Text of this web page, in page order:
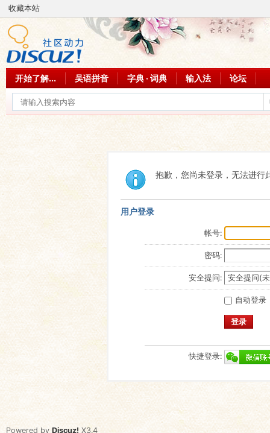
收藏本站
开始了解... 吴语拼音 字典 · 词典 输入法 论坛
抱歉，您尚未登录，无法进行
用户登录
帐号:
密码:
安全提问:
自动登录
登录
快捷登录:
Powered by Discuz! X3.4